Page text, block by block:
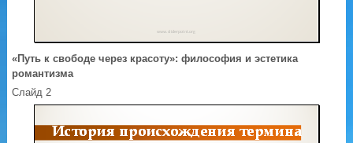
«Путь к свободе через красоту»: философия и эстетика
романтизма
Слайд 2